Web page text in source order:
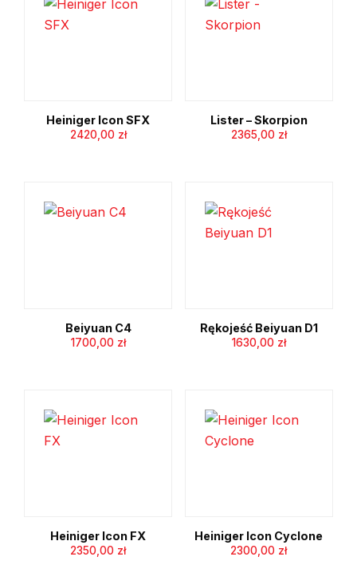
Heiniger Icon SFX
2420,00 zł
Lister – Skorpion
2365,00 zł
Beiyuan C4
1700,00 zł
Rękojeść Beiyuan D1
1630,00 zł
Heiniger Icon FX
2350,00 zł
Heiniger Icon Cyclone
2300,00 zł